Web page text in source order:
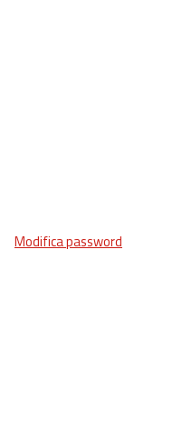
Modifica password